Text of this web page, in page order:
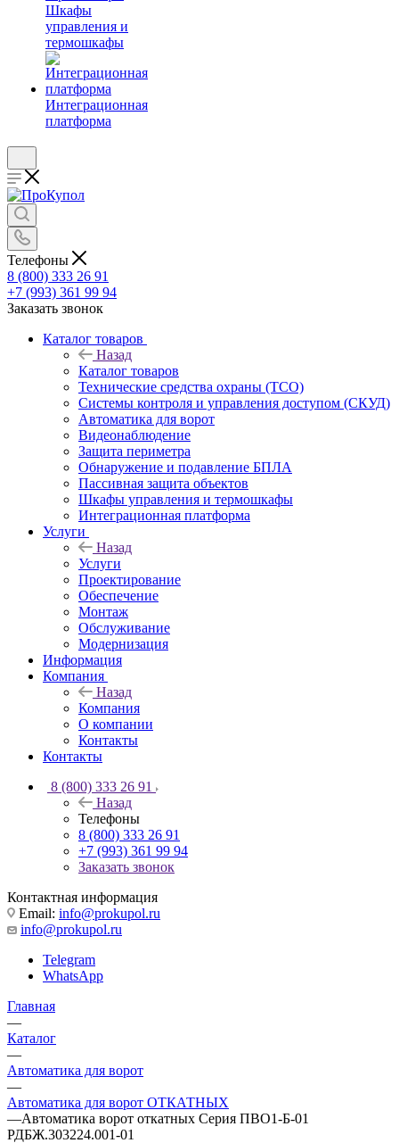
Шкафы
управления и
термошкафы
Интеграционная
платформа
Телефоны
8 (800) 333 26 91
+7 (993) 361 99 94
Заказать звонок
Каталог товаров
Назад
Каталог товаров
Технические средства охраны (ТСО)
Системы контроля и управления доступом (СКУД)
Автоматика для ворот
Видеонаблюдение
Защита периметра
Обнаружение и подавление БПЛА
Пассивная защита объектов
Шкафы управления и термошкафы
Интеграционная платформа
Услуги
Назад
Услуги
Проектирование
Обеспечение
Монтаж
Обслуживание
Модернизация
Информация
Компания
Назад
Компания
О компании
Контакты
Контакты
8 (800) 333 26 91
Назад
Телефоны
8 (800) 333 26 91
+7 (993) 361 99 94
Заказать звонок
Контактная информация
Email: info@prokupol.ru
info@prokupol.ru
Telegram
WhatsApp
Главная
—
Каталог
—
Автоматика для ворот
—
Автоматика для ворот ОТКАТНЫХ
—Автоматика ворот откатных Серия ПВО1-Б-01
РДБЖ.303224.001-01